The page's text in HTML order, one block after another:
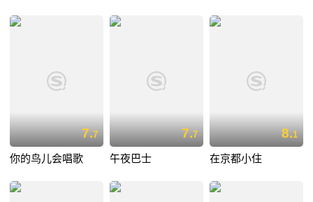
7.7
你的鸟儿会唱歌
7.7
午夜巴士
8.1
在京都小住